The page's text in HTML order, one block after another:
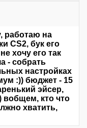
работаю на
CS2, бук его
хочу его так
- собрать
настройках
:)) бюджет - 15
эйсер,
вобщем, кто что
хватить,